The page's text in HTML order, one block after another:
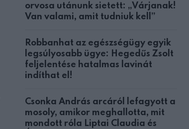
orvosa utánunk sietett: „Várjanak!
Van valami, amit tudniuk kell”
Robbanhat az egészségügy egyik
legsúlyosabb ügye: Hegedűs Zsolt
feljelentése hatalmas lavinát
indíthat el!
Csonka András arcáról lefagyott a
mosoly, amikor meghallotta, mit
mondott róla Liptai Claudia és